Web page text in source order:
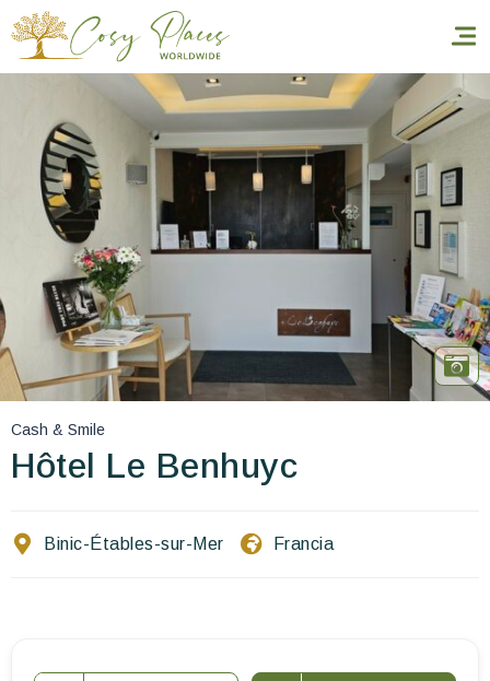
Inicio
Reservar una estancia
Nuestra colección mundial
World’s Best Hotels
Hacer que viajes
Estancia temática
Cash & Smile
Hôtel Le Benhuyc
Binic-Étables-sur-Mer Francia